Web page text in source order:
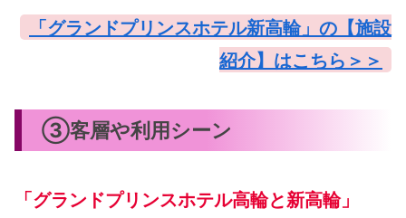
「グランドプリンスホテル新高輪」の【施設
紹介】はこちら＞＞
③客層や利用シーン
「グランドプリンスホテル高輪と新高輪」